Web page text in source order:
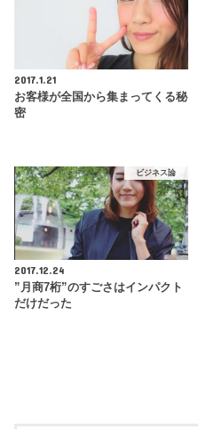
2017.1.21
お客様が全国から集まってくる秘
密
ビジネス論
2017.12.24
”月商7桁”のすごさはインパクト
だけだった